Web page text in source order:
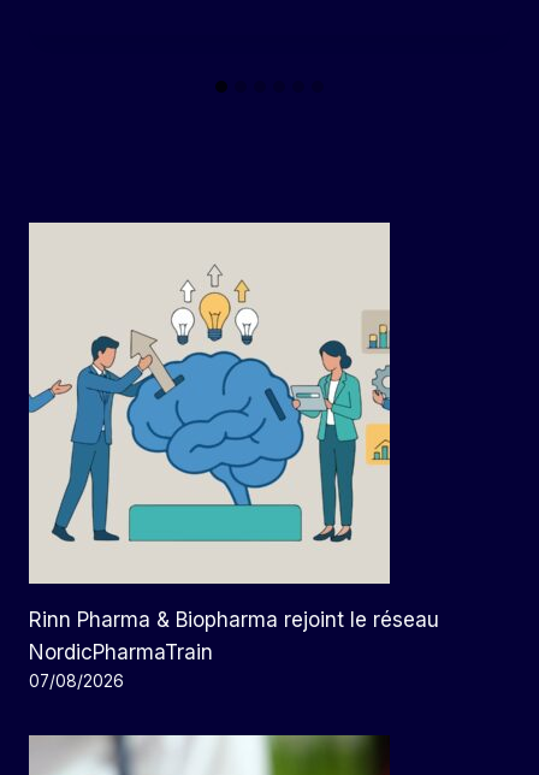
Rinn Pharma & Biopharma rejoint le réseau
NordicPharmaTrain
07/08/2026